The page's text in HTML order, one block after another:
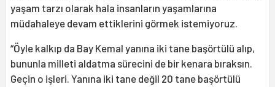
yaşam tarzı olarak hala insanların yaşamlarına
müdahaleye devam ettiklerini görmek istemiyoruz.
“Öyle kalkıp da Bay Kemal yanına iki tane başörtülü alıp,
bununla milleti aldatma sürecini de bir kenara bıraksın.
Geçin o işleri. Yanına iki tane değil 20 tane başörtülü